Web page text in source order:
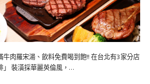
牛肉羅宋湯、飲料免費喝到飽!! 在台北有3家分店
」 裝潢採華麗英倫風，…